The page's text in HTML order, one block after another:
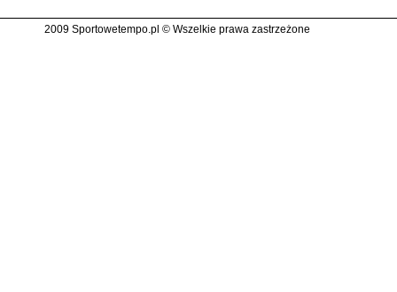
2009 Sportowetempo.pl © Wszelkie prawa zastrzeżone